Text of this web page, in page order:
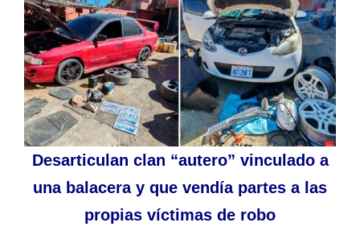
Desarticulan clan “autero” vinculado a
una balacera y que vendía partes a las
propias víctimas de robo